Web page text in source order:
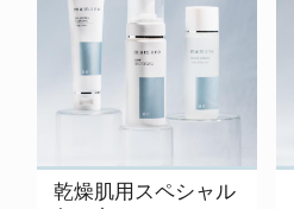
乾燥肌用スペシャル